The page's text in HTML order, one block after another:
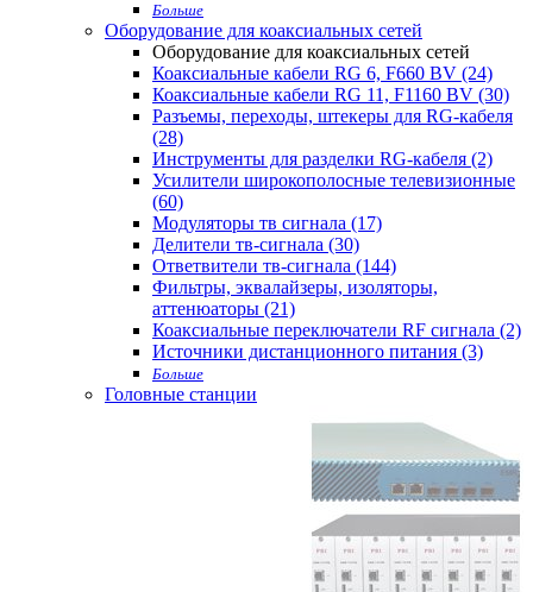
Больше
Оборудование для коаксиальных сетей
Оборудование для коаксиальных сетей
Коаксиальные кабели RG 6, F660 BV (24)
Коаксиальные кабели RG 11, F1160 BV (30)
Разъемы, переходы, штекеры для RG-кабеля
(28)
Инструменты для разделки RG-кабеля (2)
Усилители широкополосные телевизионные
(60)
Модуляторы тв сигнала (17)
Делители тв-сигнала (30)
Ответвители тв-сигнала (144)
Фильтры, эквалайзеры, изоляторы,
аттенюаторы (21)
Коаксиальные переключатели RF сигнала (2)
Источники дистанционного питания (3)
Больше
Головные станции